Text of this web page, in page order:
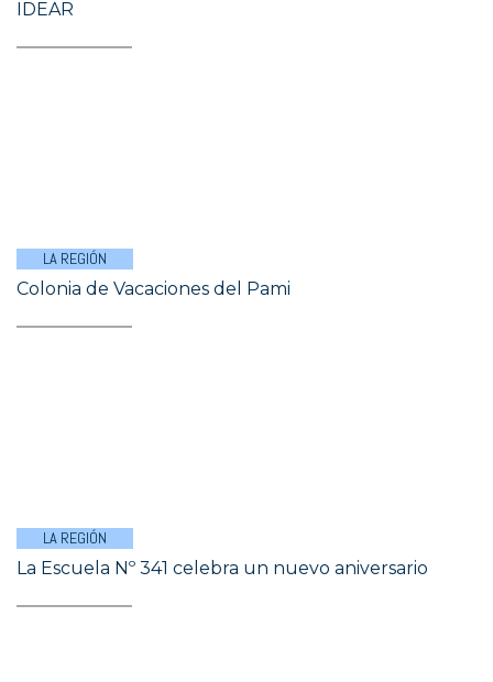
IDEAR
LA REGIÓN
Colonia de Vacaciones del Pami
LA REGIÓN
La Escuela Nº 341 celebra un nuevo aniversario